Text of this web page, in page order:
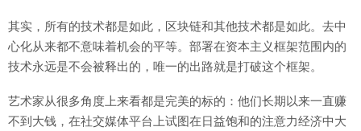
其实，所有的技术都是如此，区块链和其他技术都是如此。去中
心化从来都不意味着机会的平等。部署在资本主义框架范围内的
技术永远是不会被释出的，唯一的出路就是打破这个框架。
艺术家从很多角度上来看都是完美的标的：他们长期以来一直赚
不到大钱，在社交媒体平台上试图在日益饱和的注意力经济中大